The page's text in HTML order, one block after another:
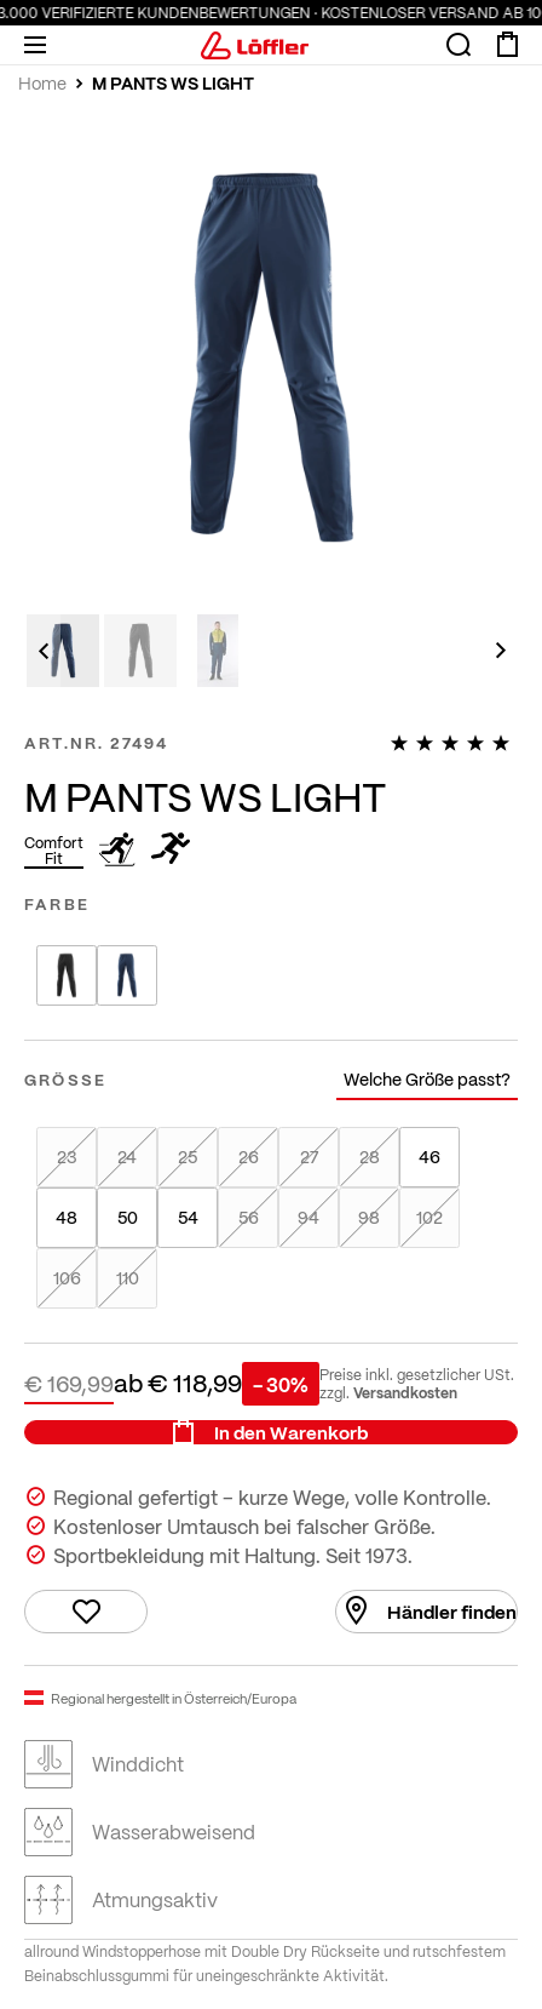
VERIFIZIERTE KUNDENBEWERTUNGEN · KOSTENLOSER VERSAND AB
Home M PANTS WS LIGHT
ART.NR. 27494
M PANTS WS LIGHT
Comfort
Fit
FARBE
GRÖSSE Welche Größe passt?
23 24 25 26 27 28 46
48 50 54 56 94 98 102
106 110
ab€ 118,99
€ 169,99 - 30% Preise inkl. gesetzlicher USt.
zzgl. Versandkosten
In den Warenkorb
Regional gefertigt – kurze Wege, volle Kontrolle.
Kostenloser Umtausch bei falscher Größe.
Sportbekleidung mit Haltung. Seit 1973.
Händler finden
Regional hergestellt in Österreich/Europa
Winddicht
Wasserabweisend
Atmungsaktiv
allround Windstopperhose mit Double Dry Rückseite und rutschfestem
Beinabschlussgummi für uneingeschränkte Aktivität.